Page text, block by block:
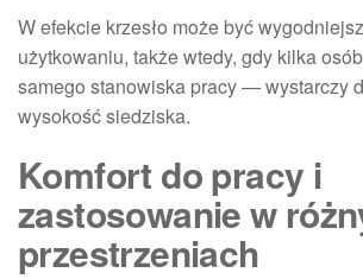
W efekcie krzesło może być
użytkowaniu, także wtedy, gdy kilka
samego stanowiska pracy — wystarczy
wysokość siedziska.
Komfort do pracy i
zastosowanie w
przestrzeniach